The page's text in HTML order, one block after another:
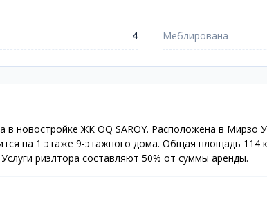
4 Меблирована
в новостройке ЖК OQ SAROY. Расположена в Мирзо
на 1 этаже 9-этажного дома. Общая площадь 114
риэлтора составляют 50% от суммы аренды.